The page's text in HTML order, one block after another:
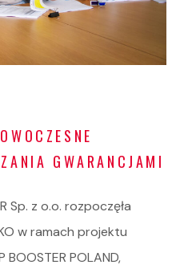
GWARANCJAMI
Sp. z o.o. rozpoczęła
w ramach projektu
BOOSTER POLAND,